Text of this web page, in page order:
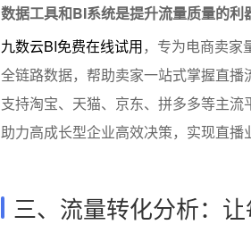
数据工具和BI系统是提升流量质量的利
九数云BI免费在线试用，专为电商卖家
全链路数据，帮助卖家一站式掌握直
支持淘宝、天猫、京东、拼多多等主流
助力高成长型企业高效决策，实现直播
三、流量转化分析：